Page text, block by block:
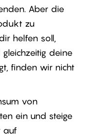
Aber die
zu
helfen soll,
deine
finden wir nicht
von
ein und steige
auf